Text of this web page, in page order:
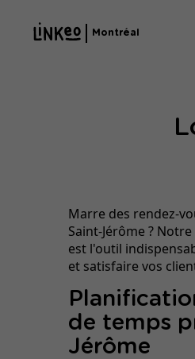
Montréal
Marre des rendez-
Saint-Jérôme ?
est l'outil
et satisfaire vos
de temps
Jérôme